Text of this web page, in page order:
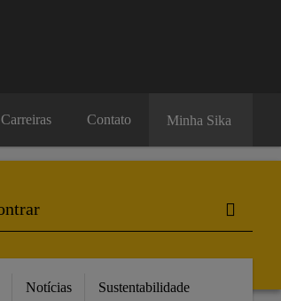
Carreiras Contato Minha Sika
Notícias Sustentabilidade